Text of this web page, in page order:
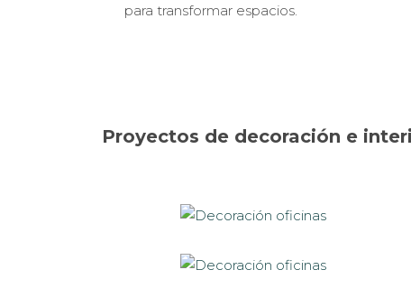
para transformar espacios.
Proyectos de decoración e